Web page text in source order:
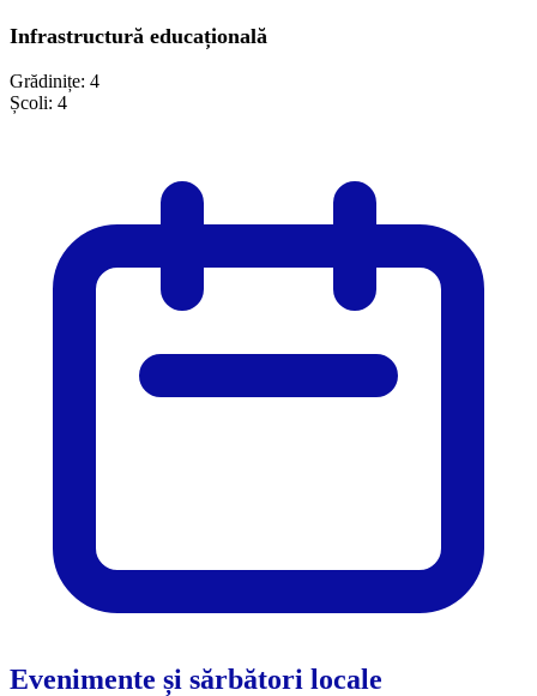
Infrastructură educațională
Grădinițe: 4
Școli: 4
Evenimente și sărbători locale